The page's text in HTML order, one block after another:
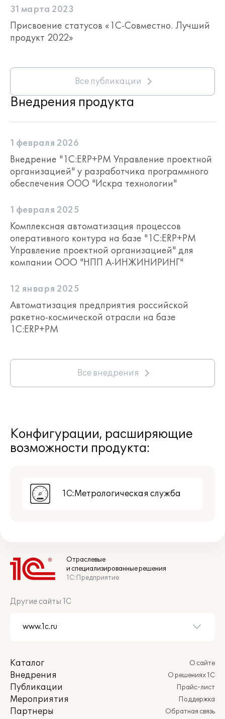
31 марта 2023
Присвоение статусов «1С-Совместно. Лучший
продукт 2022»
Все публикации
Внедрения продукта
1 февраля 2026
Внедрение "1С:ERP+PM Управление проектной
организацией" у разработчика программного
обеспечения ООО "Искра технологии"
1 февраля 2025
Комплексная автоматизация процессов
оперативного контура на базе "1С:ERP+PM
Управление проектной организацией" для
компании ООО "НПП А-ИНЖИНИРИНГ"
12 января 2025
Автоматизация предприятия российской
ракетно-космической отрасли на базе
1С:ERP+РМ
Все внедрения
Конфигурации, расширяющие
возможности продукта:
1С:Метрологическая служба
Отраслевые
и специализированные решения
1С:Предприятие
Другие сайты 1С
Каталог
Внедрения
Публикации
Мероприятия
Партнеры
О сайте
О решениях 1С
Прайс-лист
Поддержка
Обратная связь